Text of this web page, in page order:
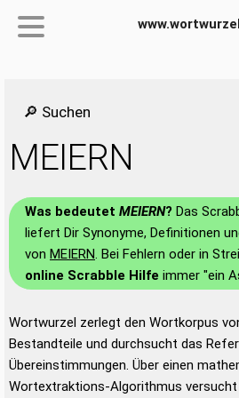
🔎 Suchen
MEIERN
Was bedeutet MEIERN? Das
liefert Dir Synonyme, Definitionen
von MEIERN. Bei Fehlern oder in
online Scrabble Hilfe immer "ein
Wortwurzel zerlegt den Wortkorpus
Bestandteile und durchsucht das
Übereinstimmungen. Über einen
Wortextraktions-Algorithmus